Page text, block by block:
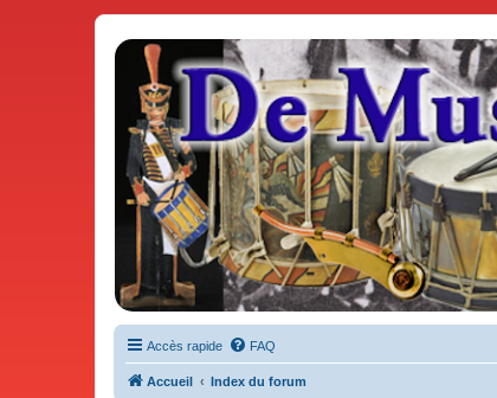
De Musicae Militari - Forums
Forums de discussions
Accès rapide FAQ
Accueil Index du forum